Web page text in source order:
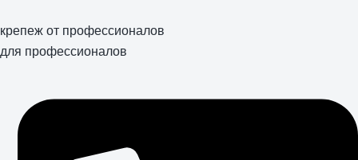
к
содержимому
крепеж от профессионалов
для профессионалов